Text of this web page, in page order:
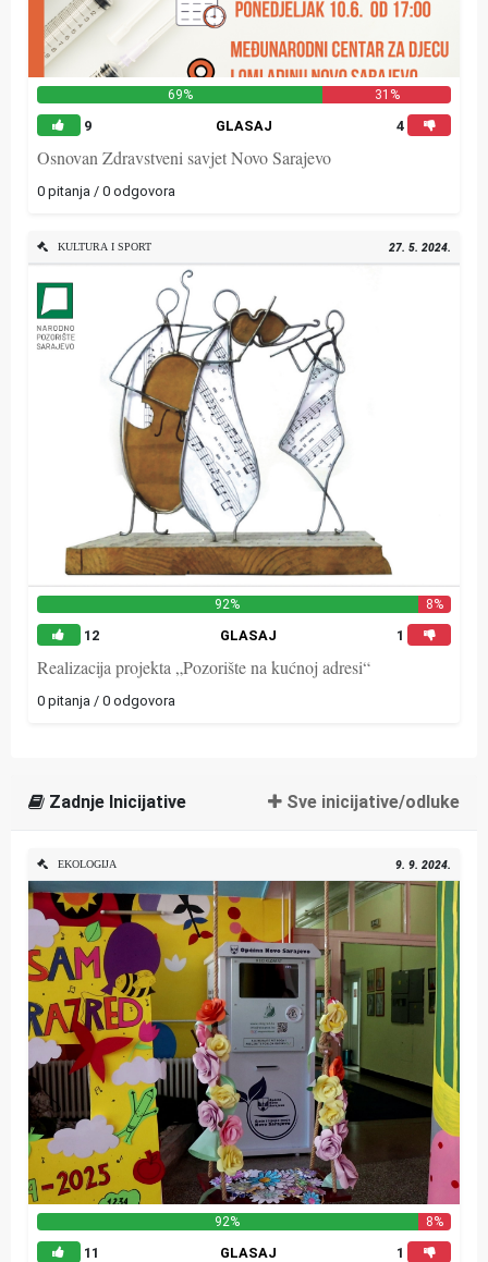
69% 31%
9 GLASAJ 4
Osnovan Zdravstveni savjet Novo Sarajevo
0 pitanja / 0 odgovora
KULTURA I SPORT 27. 5. 2024.
92% 8%
12 GLASAJ 1
Realizacija projekta „Pozorište na kućnoj adresi“
0 pitanja / 0 odgovora
Zadnje Inicijative Sve inicijative/odluke
EKOLOGIJA 9. 9. 2024.
92% 8%
11 GLASAJ 1